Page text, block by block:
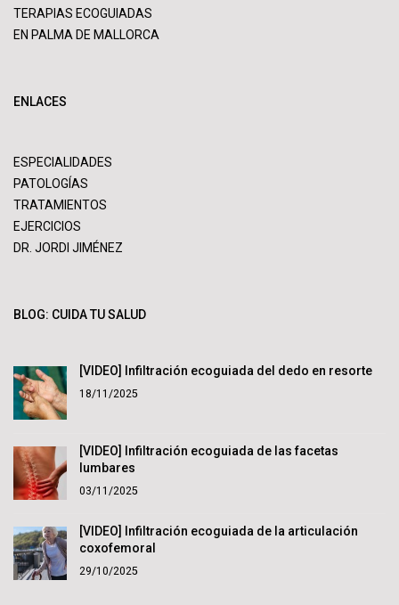
TERAPIAS ECOGUIADAS
EN PALMA DE MALLORCA
ENLACES
ESPECIALIDADES
PATOLOGÍAS
TRATAMIENTOS
EJERCICIOS
DR. JORDI JIMÉNEZ
BLOG: CUIDA TU SALUD
[VIDEO] Infiltración ecoguiada del dedo en resorte
18/11/2025
[VIDEO] Infiltración ecoguiada de las facetas
lumbares
03/11/2025
[VIDEO] Infiltración ecoguiada de la articulación
coxofemoral
29/10/2025